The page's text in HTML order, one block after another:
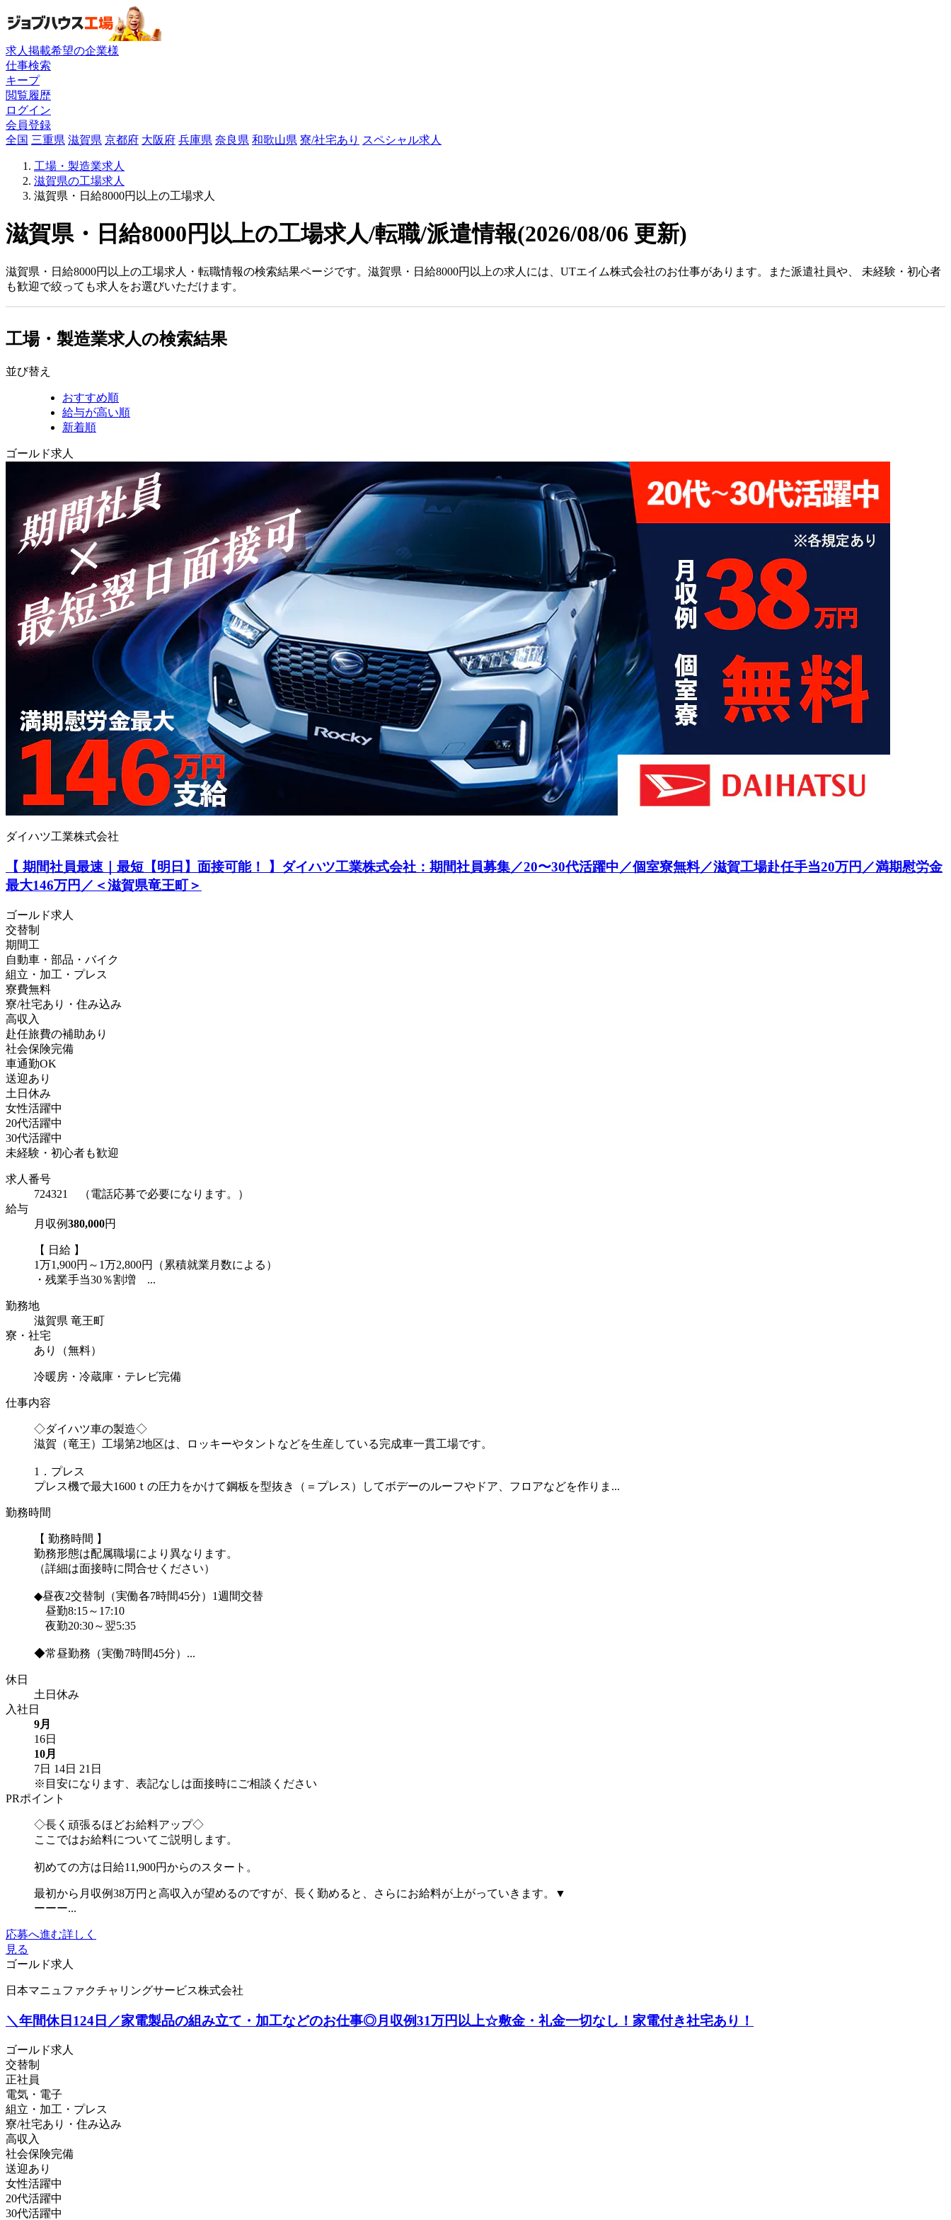
求人掲載希望の企業様
仕事検索
キープ
閲覧履歴
ログイン
会員登録
全国 三重県 滋賀県 京都府 大阪府 兵庫県 奈良県 和歌山県 寮/社宅あり スペシャル求人
工場・製造業求人
滋賀県の工場求人
滋賀県・日給8000円以上の工場求人
滋賀県・日給8000円以上の工場求人/転職/派遣情報(2026/08/06 更新)
滋賀県・日給8000円以上の工場求人・転職情報の検索結果ページです。滋賀県・日給8000円以上の求人には、UTエイム株式会社のお仕事があります。また派遣社員や、 未経験・初心者
も歓迎で絞っても求人をお選びいただけます。
工場・製造業求人の検索結果
並び替え
おすすめ順
給与が高い順
新着順
ゴールド求人
ダイハツ工業株式会社
【 期間社員最速｜最短【明日】面接可能！ 】ダイハツ工業株式会社：期間社員募集／20〜30代活躍中／個室寮無料／滋賀工場赴任手当20万円／満期慰労金
最大146万円／＜滋賀県竜王町＞
ゴールド求人
交替制
期間工
自動車・部品・バイク
組立・加工・プレス
寮費無料
寮/社宅あり・住み込み
高収入
赴任旅費の補助あり
社会保険完備
車通勤OK
送迎あり
土日休み
女性活躍中
20代活躍中
30代活躍中
未経験・初心者も歓迎
求人番号
724321 （電話応募で必要になります。）
給与
月収例380,000円
【 日給 】
1万1,900円～1万2,800円（累積就業月数による）
・残業手当30％割増 ...
勤務地
滋賀県 竜王町
寮・社宅
あり（無料）
冷暖房・冷蔵庫・テレビ完備
仕事内容
◇ダイハツ車の製造◇
滋賀（竜王）工場第2地区は、ロッキーやタントなどを生産している完成車一貫工場です。
1．プレス
プレス機で最大1600ｔの圧力をかけて鋼板を型抜き（＝プレス）してボデーのルーフやドア、フロアなどを作りま...
勤務時間
【 勤務時間 】
勤務形態は配属職場により異なります。
（詳細は面接時に問合せください）
◆昼夜2交替制（実働各7時間45分）1週間交替
昼勤8:15～17:10
夜勤20:30～翌5:35
◆常昼勤務（実働7時間45分）...
休日
土日休み
入社日
9月
16日
10月
7日 14日 21日
※目安になります、表記なしは面接時にご相談ください
PRポイント
◇長く頑張るほどお給料アップ◇
ここではお給料についてご説明します。
初めての方は日給11,900円からのスタート。
最初から月収例38万円と高収入が望めるのですが、長く勤めると、さらにお給料が上がっていきます。▼
ーーー...
応募へ進む詳しく
見る
ゴールド求人
日本マニュファクチャリングサービス株式会社
＼年間休日124日／家電製品の組み立て・加工などのお仕事◎月収例31万円以上☆敷金・礼金一切なし！家電付き社宅あり！
ゴールド求人
交替制
正社員
電気・電子
組立・加工・プレス
寮/社宅あり・住み込み
高収入
社会保険完備
送迎あり
女性活躍中
20代活躍中
30代活躍中